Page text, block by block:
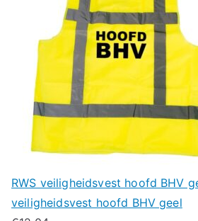
RWS veiligheidsvest hoofd BHV
veiligheidsvest hoofd BHV geel